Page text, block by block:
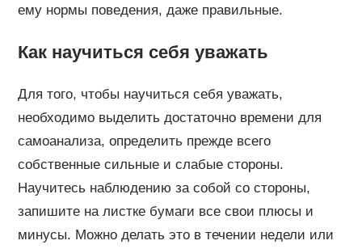
ему нормы поведения, даже правильные.
Как научиться себя уважать
Для того, чтобы научиться себя уважать,
необходимо выделить достаточно времени для
самоанализа, определить прежде всего
собственные сильные и слабые стороны.
Научитесь наблюдению за собой со стороны,
запишите на листке бумаги все свои плюсы и
минусы. Можно делать это в течении недели или